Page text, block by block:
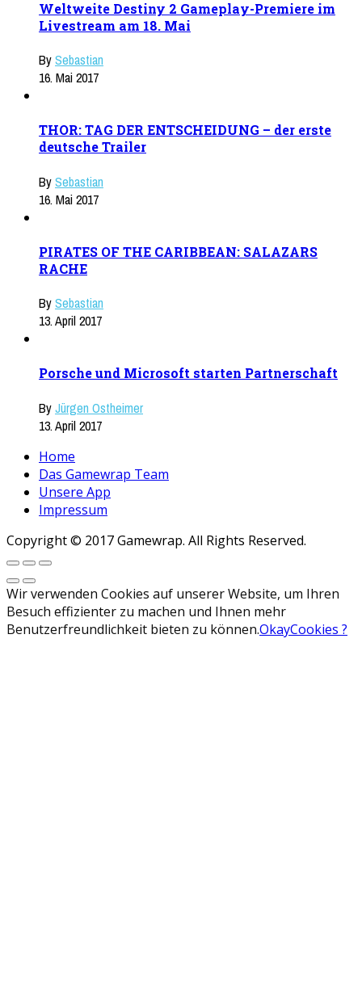
Weltweite Destiny 2 Gameplay-Premiere im
Livestream am 18. Mai
BySebastian
16. Mai 2017
THOR: TAG DER ENTSCHEIDUNG – der erste
deutsche Trailer
BySebastian
16. Mai 2017
PIRATES OF THE CARIBBEAN: SALAZARS
RACHE
BySebastian
13. April 2017
Porsche und Microsoft starten Partnerschaft
ByJürgen Ostheimer
13. April 2017
Home
Das Gamewrap Team
Unsere App
Impressum
Copyright © 2017 Gamewrap. All Rights Reserved.
Wir verwenden Cookies auf unserer Website, um Ihren
Besuch effizienter zu machen und Ihnen mehr
Benutzerfreundlichkeit bieten zu können.OkayCookies ?